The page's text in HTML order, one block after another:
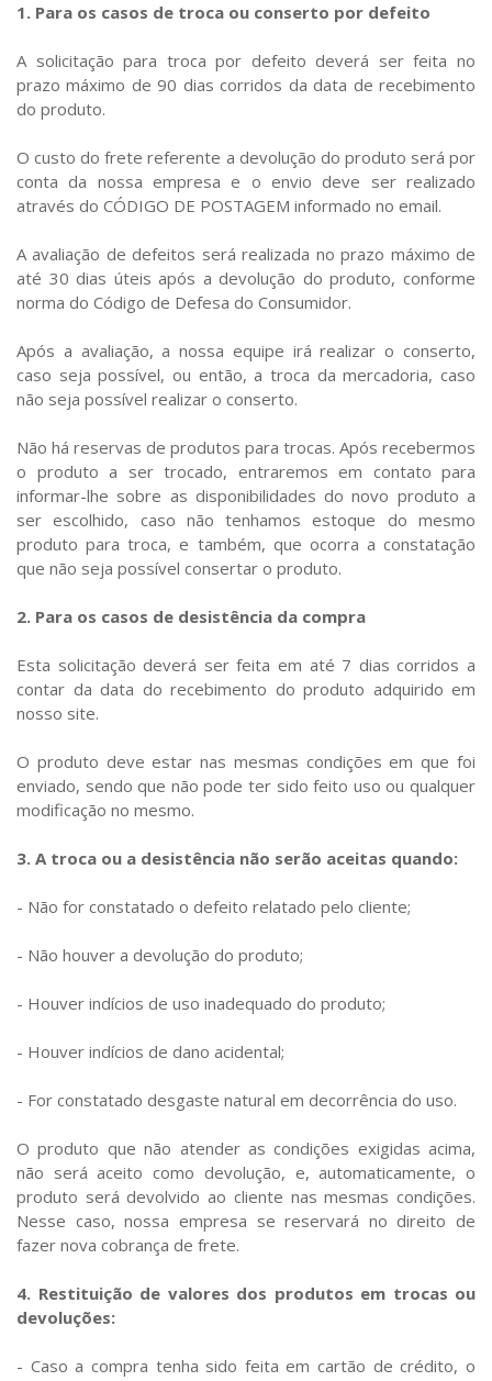
1. Para os casos de troca ou conserto por defeito
A solicitação para troca por defeito deverá ser feita no
prazo máximo de 90 dias corridos da data de recebimento
do produto.
O custo do frete referente a devolução do produto será por
conta da nossa empresa e o envio deve ser realizado
através do CÓDIGO DE POSTAGEM informado no email.
A avaliação de defeitos será realizada no prazo máximo de
até 30 dias úteis após a devolução do produto, conforme
norma do Código de Defesa do Consumidor.
Após a avaliação, a nossa equipe irá realizar o conserto,
caso seja possível, ou então, a troca da mercadoria, caso
não seja possível realizar o conserto.
Não há reservas de produtos para trocas. Após recebermos
o produto a ser trocado, entraremos em contato para
informar-lhe sobre as disponibilidades do novo produto a
ser escolhido, caso não tenhamos estoque do mesmo
produto para troca, e também, que ocorra a constatação
que não seja possível consertar o produto.
2. Para os casos de desistência da compra
Esta solicitação deverá ser feita em até 7 dias corridos a
contar da data do recebimento do produto adquirido em
nosso site.
O produto deve estar nas mesmas condições em que foi
enviado, sendo que não pode ter sido feito uso ou qualquer
modificação no mesmo.
3. A troca ou a desistência não serão aceitas quando:
- Não for constatado o defeito relatado pelo cliente;
- Não houver a devolução do produto;
- Houver indícios de uso inadequado do produto;
- Houver indícios de dano acidental;
- For constatado desgaste natural em decorrência do uso.
O produto que não atender as condições exigidas acima,
não será aceito como devolução, e, automaticamente, o
produto será devolvido ao cliente nas mesmas condições.
Nesse caso, nossa empresa se reservará no direito de
fazer nova cobrança de frete.
4. Restituição de valores dos produtos em trocas ou
devoluções:
- Caso a compra tenha sido feita em cartão de crédito, o